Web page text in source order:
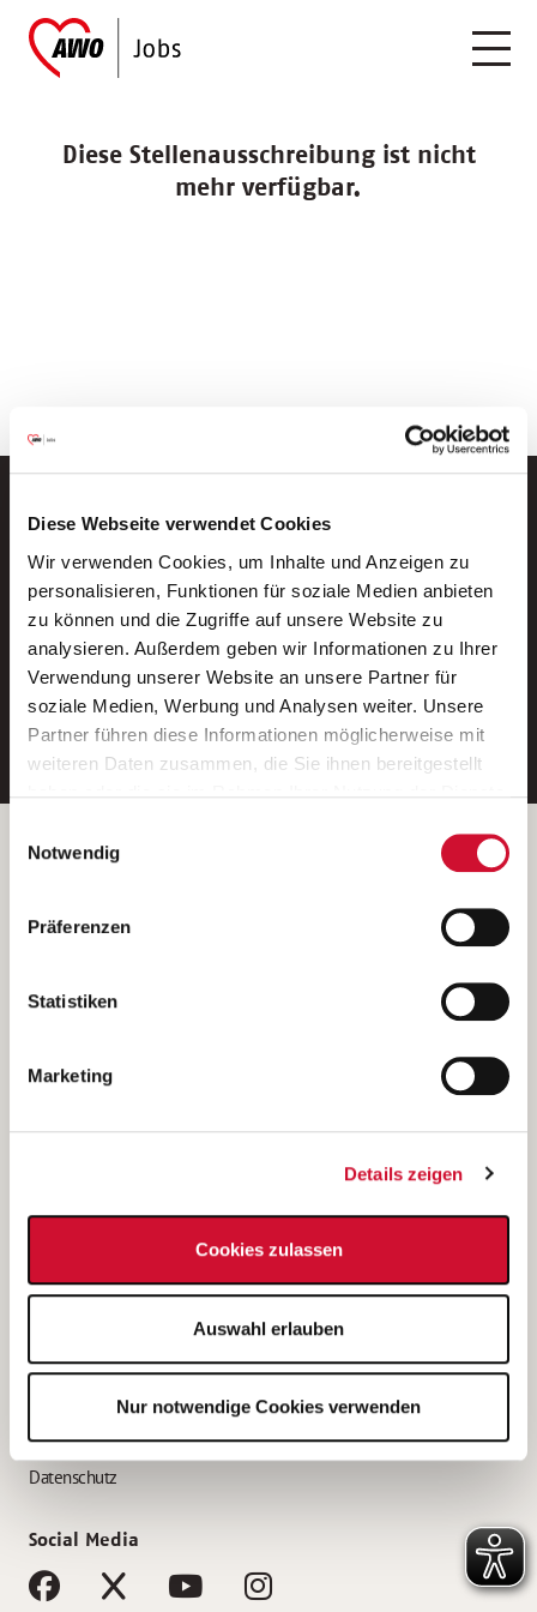
Diese Webseite verwendet Cookies
Wir verwenden Cookies, um Inhalte und Anzeigen zu
personalisieren, Funktionen für soziale Medien anbieten
zu können und die Zugriffe auf unsere Website zu
analysieren. Außerdem geben wir Informationen zu Ihrer
Verwendung unserer Website an unsere Partner für
soziale Medien, Werbung und Analysen weiter. Unsere
Partner führen diese Informationen möglicherweise mit
weiteren Daten zusammen, die Sie ihnen bereitgestellt
Wenn Sie auf „Cookies zulassen“ klicken, so stimmen
Sie der Speicherung sämtlicher Cookies zu. Sie können
Ihre Einwilligung selbstverständlich jederzeit widerrufen,
indem Sie die Cookie-Einstellungen aufrufen und diese
unsererDatenschutzerklärung
Notwendig
Präferenzen
Statistiken
Marketing
Details zeigen
Cookies zulassen
Auswahl erlauben
Nur notwendige Cookies verwenden
Diese Stellenausschreibung ist nicht
mehr verfügbar.
Neue Stellen per E-Mail.
Ein kostenloser Service von AWO
Jobs.
E-Mail-Adresse eintragen
Betreiber der Webseite
Kantstraße 45a
(Ein Tochterunternehmen des AWO Bezirksverbandes Unterfranken
e.V.)
Bewerbung als Altenpflegehelfer*in
Bewerbung als Erzieher*in
AWO Gliederungen nach Bundesland
Impressum
Datenschutz
Social Media